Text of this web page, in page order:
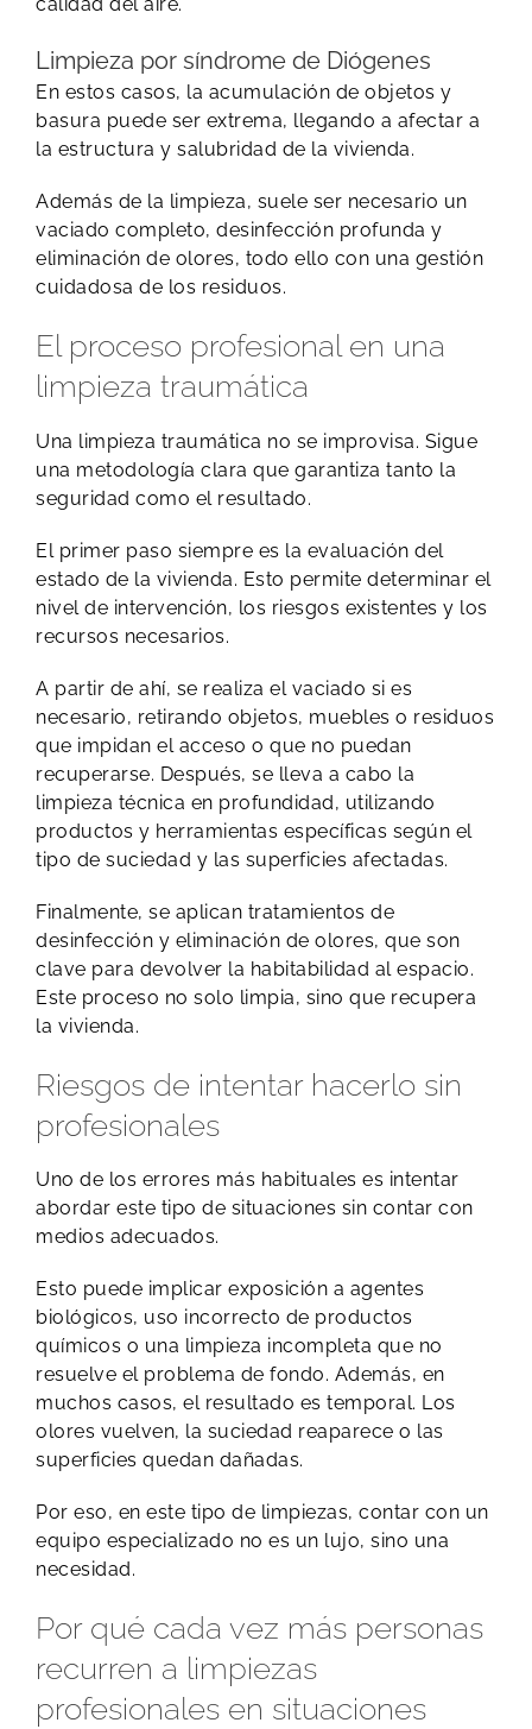
Limpieza por síndrome de Diógenes
En estos casos, la acumulación de objetos y
basura puede ser extrema, llegando a afectar a
la estructura y salubridad de la vivienda.
Además de la limpieza, suele ser necesario un
vaciado completo, desinfección profunda y
eliminación de olores, todo ello con una gestión
cuidadosa de los residuos.
El proceso profesional en una
limpieza traumática
Una limpieza traumática no se improvisa. Sigue
una metodología clara que garantiza tanto la
seguridad como el resultado.
El primer paso siempre es la evaluación del
estado de la vivienda. Esto permite determinar el
nivel de intervención, los riesgos existentes y los
recursos necesarios.
A partir de ahí, se realiza el vaciado si es
necesario, retirando objetos, muebles o residuos
que impidan el acceso o que no puedan
recuperarse. Después, se lleva a cabo la
limpieza técnica en profundidad, utilizando
productos y herramientas específicas según el
tipo de suciedad y las superficies afectadas.
Finalmente, se aplican tratamientos de
desinfección y eliminación de olores, que son
clave para devolver la habitabilidad al espacio.
Este proceso no solo limpia, sino que recupera
la vivienda.
Riesgos de intentar hacerlo sin
profesionales
Uno de los errores más habituales es intentar
abordar este tipo de situaciones sin contar con
medios adecuados.
Esto puede implicar exposición a agentes
biológicos, uso incorrecto de productos
químicos o una limpieza incompleta que no
resuelve el problema de fondo. Además, en
muchos casos, el resultado es temporal. Los
olores vuelven, la suciedad reaparece o las
superficies quedan dañadas.
Por eso, en este tipo de limpiezas, contar con un
equipo especializado no es un lujo, sino una
necesidad.
Por qué cada vez más personas
recurren a limpiezas
profesionales en situaciones